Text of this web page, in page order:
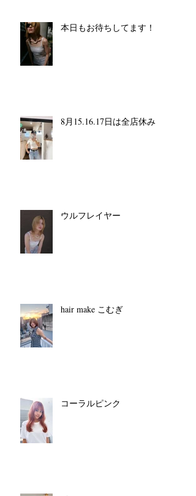
本日もお待ちしてます！
8月15.16.17日は全店休み
ウルフレイヤー
hair make こむぎ
コーラルピンク